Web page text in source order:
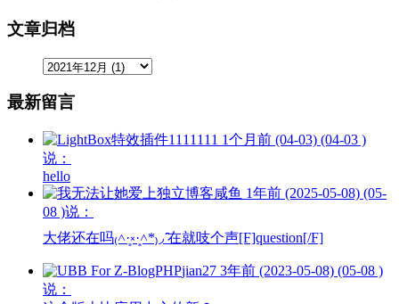
文章归档
最新留言
1111111 1个月前 (04-03) (04-03 )
说：
hello
咸鱼 1年前 (2025-05-08) (05-
08 )说：
大佬还在吗₍˄·͈༝·͈˄*₎◞ ̑̑在就吱个声[F]question[/F]
jian27 3年前 (2023-05-08) (05-08 )
说：